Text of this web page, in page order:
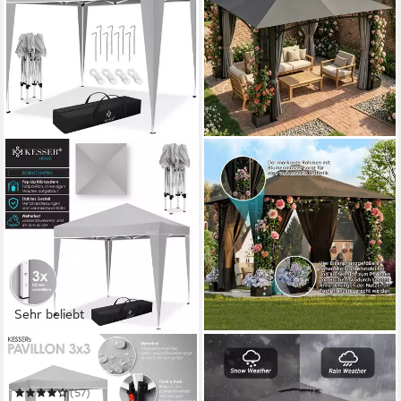
Sehr beliebt
KESSER
Pavillon
(57)
GUNJI
Pavillon winterfest und
wasserdicht, 3x3m